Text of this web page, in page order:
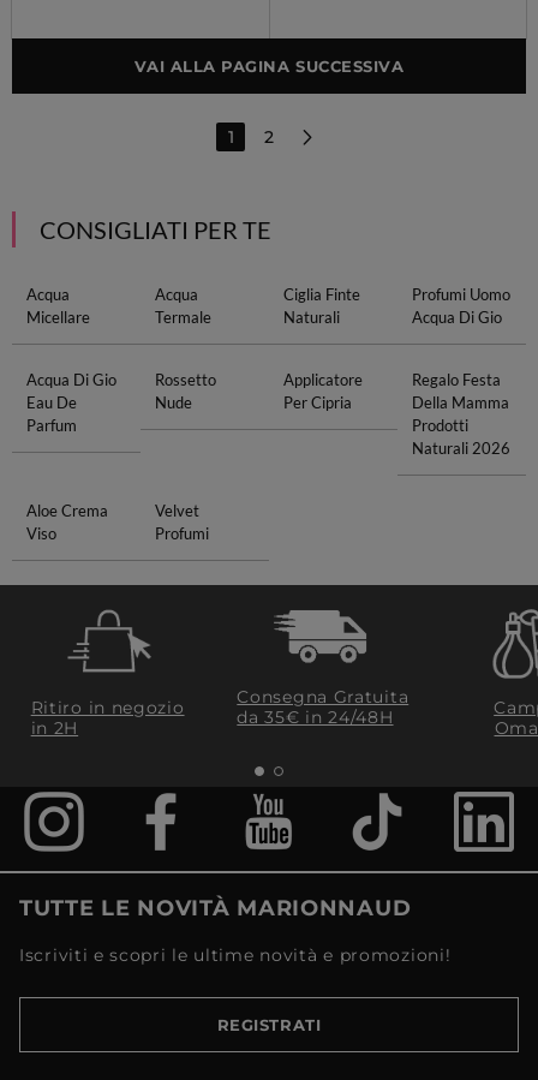
VAI ALLA PAGINA SUCCESSIVA
1 2
CONSIGLIATI PER TE
Acqua
Micellare
Acqua
Termale
Ciglia Finte
Naturali
Profumi Uomo
Acqua Di Gio
Acqua Di Gio
Eau De
Parfum
Rossetto
Nude
Applicatore
Per Cipria
Regalo Festa
Della Mamma
Prodotti
Naturali 2026
Aloe Crema
Viso
Velvet
Profumi
Ritiro in negozio
in 2H
Consegna Gratuita
da 35€​ in 24/48H
TUTTE LE NOVITÀ MARIONNAUD
Iscriviti e scopri le ultime novità e promozioni!
REGISTRATI